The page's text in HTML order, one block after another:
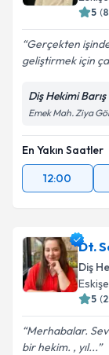
5 (8
Gerçekten
geliştirmek için
Diş Hekimi Barış
Emek Mah. Ziya
En Yakın Saatler
12:00
Dt.
Diş
5 (
Merhabalar.
bir hekim. , yıl...